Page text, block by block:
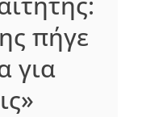
πήγε
για